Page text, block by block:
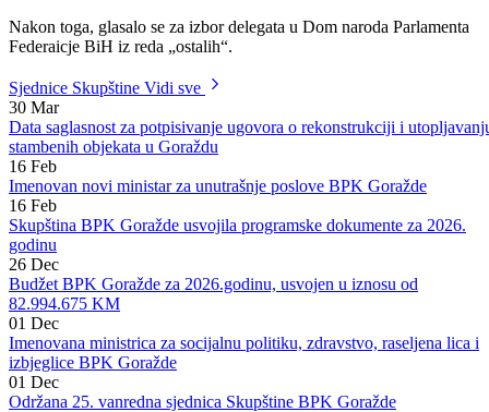
Stranke demokratske akcije. Nakon verifikacije nmandata,
novoizabrani poslanici dali su svečanu izjavu.
Nakon toga, glasalo se za izbor delegata u Dom naroda Parlamenta
Federaicje BiH iz reda „ostalih“.
Sjednice Skupštine Vidi sve
30 Mar
Data saglasnost za potpisivanje ugovora o rekonstrukciji i
stambenih objekata u Goraždu
16 Feb
Imenovan novi ministar za unutrašnje poslove BPK Goražde
16 Feb
Skupština BPK Goražde usvojila programske dokumente za 2026.
godinu
26 Dec
Budžet BPK Goražde za 2026.godinu, usvojen u iznosu od
82.994.675 KM
01 Dec
Imenovana ministrica za socijalnu politiku, zdravstvo, raseljena lica i